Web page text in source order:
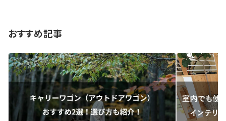
おすすめ記事